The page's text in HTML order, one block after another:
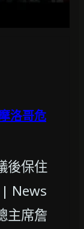
洛哥危
後保住
| News
主席詹